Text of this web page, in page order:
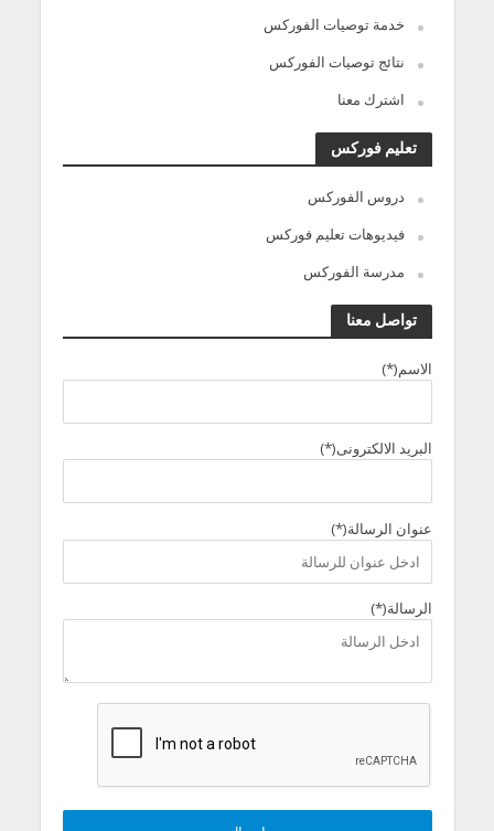
خدمة توصيات الفوركس
نتائج توصيات الفوركس
اشترك معنا
تعليم فوركس
دروس الفوركس
فيديوهات تعليم فوركس
مدرسة الفوركس
تواصل معنا
الاسم(*)
البريد الالكترونى(*)
عنوان الرسالة(*)
الرسالة(*)